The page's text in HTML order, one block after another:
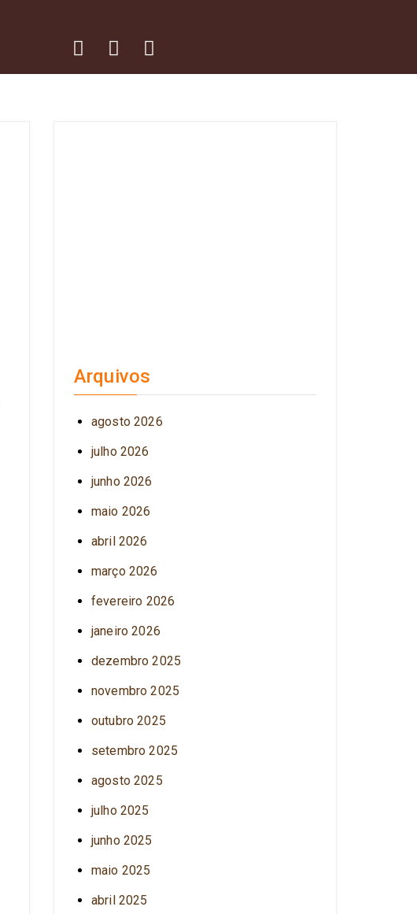
Arquivos
agosto 2026
julho 2026
junho 2026
maio 2026
abril 2026
março 2026
fevereiro 2026
janeiro 2026
dezembro 2025
novembro 2025
outubro 2025
setembro 2025
agosto 2025
julho 2025
junho 2025
maio 2025
abril 2025